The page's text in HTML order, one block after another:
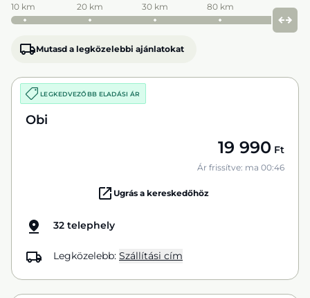
10 km 20 km 30 km 80 km
Mutasd a legközelebbi ajánlatokat
LEGKEDVEZŐBB ELADÁSI ÁR
Obi
19 990 Ft
Ár frissítve: ma 00:46
Ugrás a kereskedőhöz
32 telephely
Legközelebb: Szállítási cím